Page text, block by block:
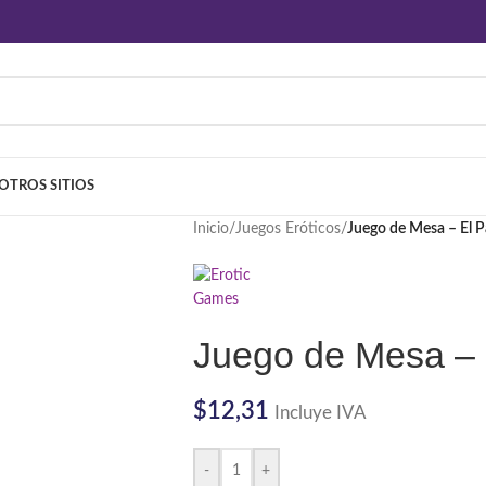
SITIOS
Inicio/Juegos Eróticos/Juego de Mesa – El
Juego de Mesa
$12,31 Incluye IVA
- +